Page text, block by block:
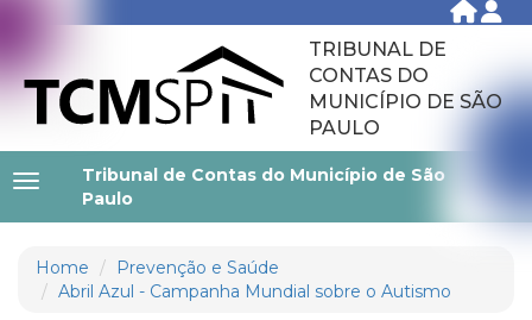
TRIBUNAL DE
CONTAS DO
MUNICÍPIO DE SÃO
PAULO
Tribunal de Contas do Município de São
Paulo
Home
Prevenção e Saúde
Abril Azul - Campanha Mundial sobre o Autismo